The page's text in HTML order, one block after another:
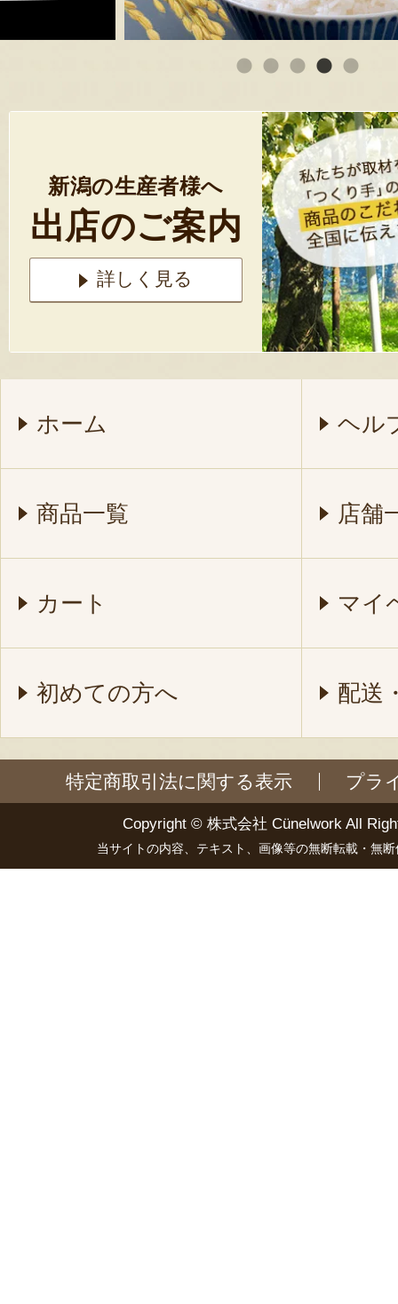
新潟の生産者様へ
出店のご案内
詳しく見る
ホーム ヘル
商品一覧 店舗
カート マイ
初めての方へ 配送
特定商取引法に関する表示 プラ
Copyright © 株式会社 Cünelwork All
当サイトの内容、テキスト、画像等の無断転載・無